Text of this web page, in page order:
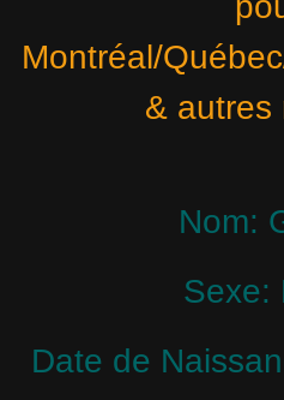
Montréal/
& autres
Nom:
Sexe:
Date de